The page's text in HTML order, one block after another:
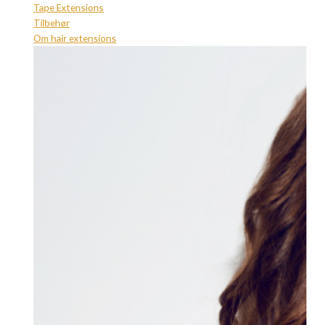
Tape Extensions
Tilbehør
Om hair extensions